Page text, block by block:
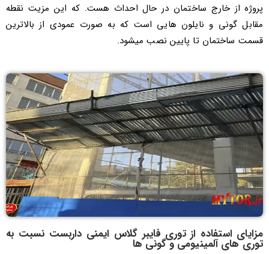
پروژه از خارج ساختمان در حال احداث هست. که این مزیت نقطه
مقابل گونی و نایلون هایی است که به صورت عمودی از بالاترین
قسمت ساختمان تا پایین نصب میشود.
مزایای استفاده از توری فایبر گلاس ایمنی داربست نسبت به
توری های آلمینیومی و گونی ها